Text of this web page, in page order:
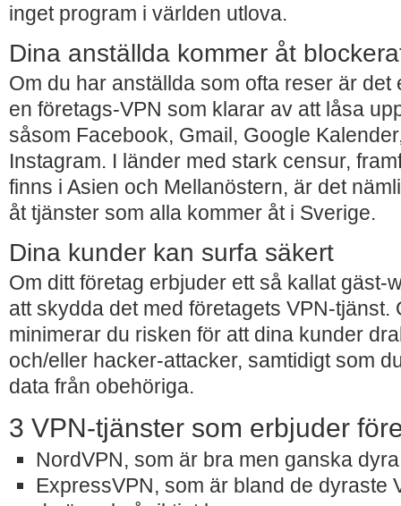
inget program i världen utlova.
Dina anställda kommer åt
Om du har anställda som ofta reser är det
en företags-VPN som klarar av att låsa
såsom Facebook, Gmail, Google
Instagram. I länder med stark censur,
finns i Asien och Mellanöstern, är det
åt tjänster som alla kommer åt i Sverige.
Dina kunder kan surfa säkert
Om ditt företag erbjuder ett så kallat gäst-
att skydda det med företagets VPN-tjänst.
minimerar du risken för att dina kunder
och/eller hacker-attacker, samtidigt som
data från obehöriga.
3 VPN-tjänster som erbjuder
NordVPN, som är bra men ganska
ExpressVPN, som är bland de dyraste